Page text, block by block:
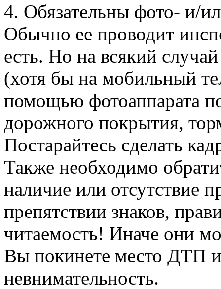
4. Обязательны фото- и/
Обычно ее проводит
есть. Но на всякий
(хотя бы на мобильный
помощью фотоаппарата
дорожного покрытия,
Постарайтесь сделать
Также необходимо
наличие или отсутствие
препятствии знаков,
читаемость! Иначе они
Вы покинете место ДТП
невнимательность.